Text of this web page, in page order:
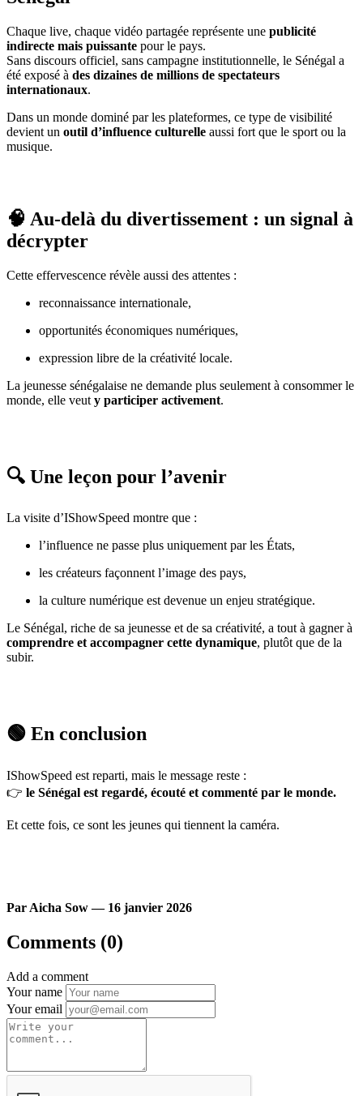
Chaque live, chaque vidéo partagée représente une publicité
indirecte mais puissante pour le pays.
Sans discours officiel, sans campagne institutionnelle, le Sénégal a
été exposé à des dizaines de millions de spectateurs
internationaux.
Dans un monde dominé par les plateformes, ce type de visibilité
devient un outil d’influence culturelle aussi fort que le sport ou la
musique.
🧠 Au-delà du divertissement : un signal à
décrypter
Cette effervescence révèle aussi des attentes :
reconnaissance internationale,
opportunités économiques numériques,
expression libre de la créativité locale.
La jeunesse sénégalaise ne demande plus seulement à consommer le
monde, elle veut y participer activement.
🔍 Une leçon pour l’avenir
La visite d’IShowSpeed montre que :
l’influence ne passe plus uniquement par les États,
les créateurs façonnent l’image des pays,
la culture numérique est devenue un enjeu stratégique.
Le Sénégal, riche de sa jeunesse et de sa créativité, a tout à gagner à
comprendre et accompagner cette dynamique, plutôt que de la
subir.
🟢 En conclusion
IShowSpeed est reparti, mais le message reste :
👉 le Sénégal est regardé, écouté et commenté par le monde.
Et cette fois, ce sont les jeunes qui tiennent la caméra.
Par Aicha Sow — 16 janvier 2026
Comments (0)
Add a comment
Your name
Your email